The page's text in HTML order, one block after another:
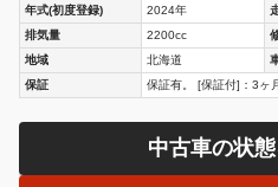
年式(初度登録) 2024年
排気量
2200cc
地域
北海道
保証
保証有。 [保証付]：3ヶ
中古車の状